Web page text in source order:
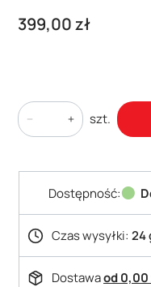
Cena
399,00 zł
szt.
Dostępność:
Czas wysyłki: 24
Dostawaod 0,00